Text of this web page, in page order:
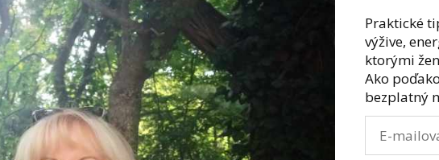
Praktické
výžive,
ktorými
Ako
bezplatný